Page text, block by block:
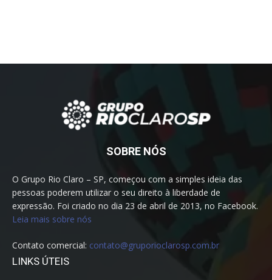
SOBRE NÓS
O Grupo Rio Claro – SP, começou com a simples ideia das
pessoas poderem utilizar o seu direito à liberdade de
expressão. Foi criado no dia 23 de abril de 2013, no Facebook.
Leia mais sobre nós
Contato comercial: contato@gruporioclarosp.com.br
LINKS ÚTEIS